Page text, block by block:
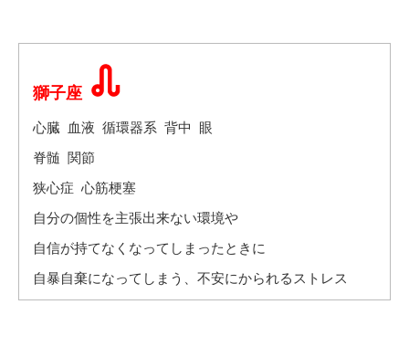
獅子座
心臓 血液 循環器系 背中 眼
脊髄 関節
狭心症 心筋梗塞
自分の個性を主張出来ない環境や
自信が持てなくなってしまったときに
自暴自棄になってしまう、不安にかられるストレス